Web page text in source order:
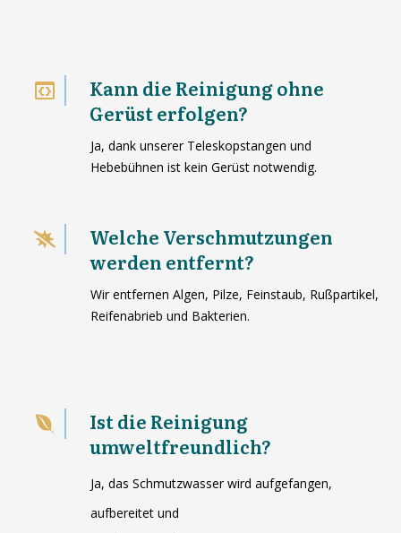
Kann die Reinigung ohne
Gerüst erfolgen?
Ja, dank unserer Teleskopstangen und
Hebebühnen ist kein Gerüst notwendig.
Welche Verschmutzungen
werden entfernt?
Wir entfernen Algen, Pilze, Feinstaub, Rußpartikel,
Reifenabrieb und Bakterien.
Ist die Reinigung
umweltfreundlich?
Ja, das Schmutzwasser wird aufgefangen,
aufbereitet und